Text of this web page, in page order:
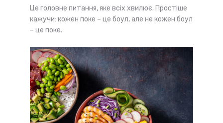
Це головне питання, яке всіх хвилює. Простіше
кажучи: кожен поке – це боул, але не кожен боул
– це поке.